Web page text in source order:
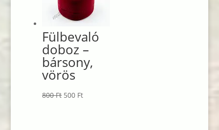
Fülbevaló
doboz –
bársony,
vörös
800Ft Original
500 FtCurrent